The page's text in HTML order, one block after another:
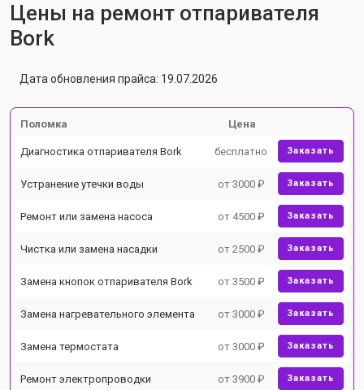
Цены на ремонт отпаривателя
Bork
Дата обновления прайса: 19.07.2026
Поломка Цена
Диагностика отпаривателя Bork бесплатно Заказать
Устранение утечки воды от 3000 ₽ Заказать
Ремонт или замена насоса от 4500 ₽ Заказать
Чистка или замена насадки от 2500 ₽ Заказать
Замена кнопок отпаривателя Bork от 3500 ₽ Заказать
Замена нагревательного элемента от 3000 ₽ Заказать
Замена термостата от 3000 ₽ Заказать
Ремонт электропроводки от 3900 ₽ Заказать